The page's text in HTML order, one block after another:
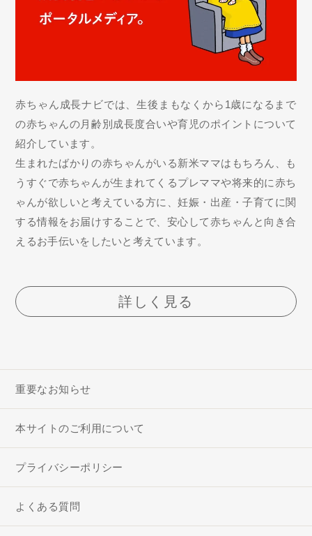
赤ちゃん成長ナビでは、生後まもなくから1歳になるまで
の赤ちゃんの月齢別成長度合いや育児のポイントについて
紹介しています。
生まれたばかりの赤ちゃんがいる新米ママはもちろん、も
うすぐで赤ちゃんが生まれてくるプレママや将来的に赤ち
ゃんが欲しいと考えている方に、妊娠・出産・子育てに関
する情報をお届けすることで、安心して赤ちゃんと向き合
えるお手伝いをしたいと考えています。
詳しく見る
重要なお知らせ
本サイトのご利用について
プライバシーポリシー
よくある質問